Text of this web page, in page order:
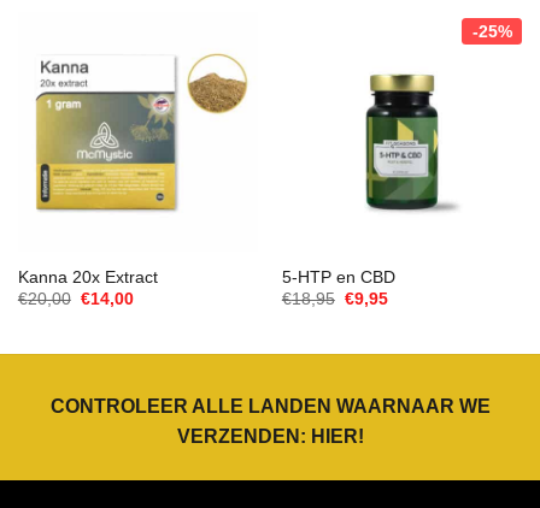
Kanna 20x Extract
€20,00 Oorspronkelijke
€14,00Huidige
-25%
5-HTP en CBD
€18,95 Oorspronkelijke
€9,95Huidige
CONTROLEER ALLE LANDEN WAARNAAR WE
VERZENDEN: HIER!